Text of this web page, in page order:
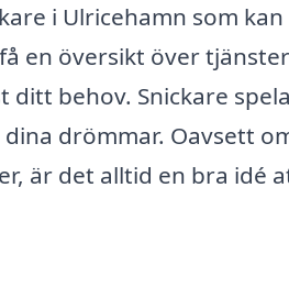
i Ulricehamn som kan
en översikt över
behov. Snickare
drömmar. Oavsett
är det alltid en bra idé